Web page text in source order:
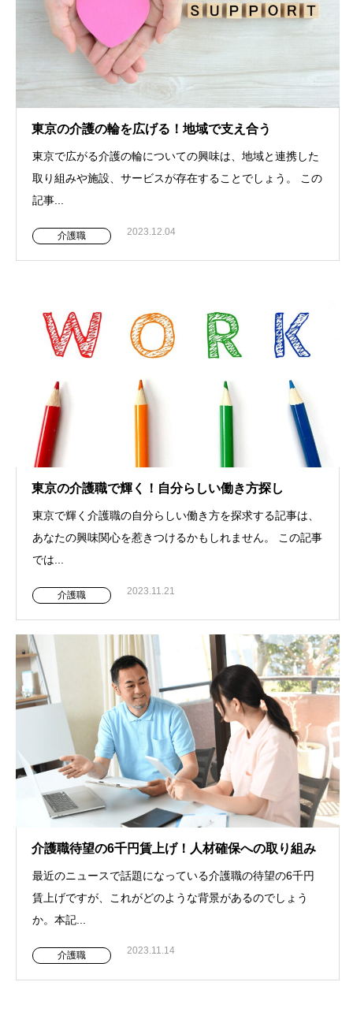
東京の介護の輪を広げる！地域で支え合う
東京で広がる介護の輪についての興味は、地域と連携した
取り組みや施設、サービスが存在することでしょう。 この
記事...
介護職 2023.12.04
東京の介護職で輝く！自分らしい働き方探し
東京で輝く介護職の自分らしい働き方を探求する記事は、
あなたの興味関心を惹きつけるかもしれません。 この記事
では...
介護職 2023.11.21
介護職待望の6千円賃上げ！人材確保への取り組み
最近のニュースで話題になっている介護職の待望の6千円
賃上げですが、これがどのような背景があるのでしょう
か。本記...
介護職 2023.11.14